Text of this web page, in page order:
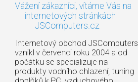
Vážení zákazníci, vítáme Vás na
internetových stránkách
JSComputers.cz
Internetový obchod JSComputers
vznikl v červenci roku 2004 a od
počátku se specializuje na
produkty vodního chlazení, tuning